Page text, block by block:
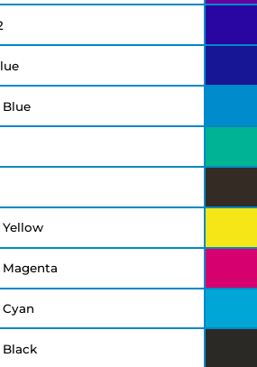
Blue
Yellow
Magenta
Black